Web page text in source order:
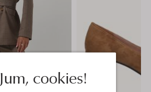
Jum, cookies!